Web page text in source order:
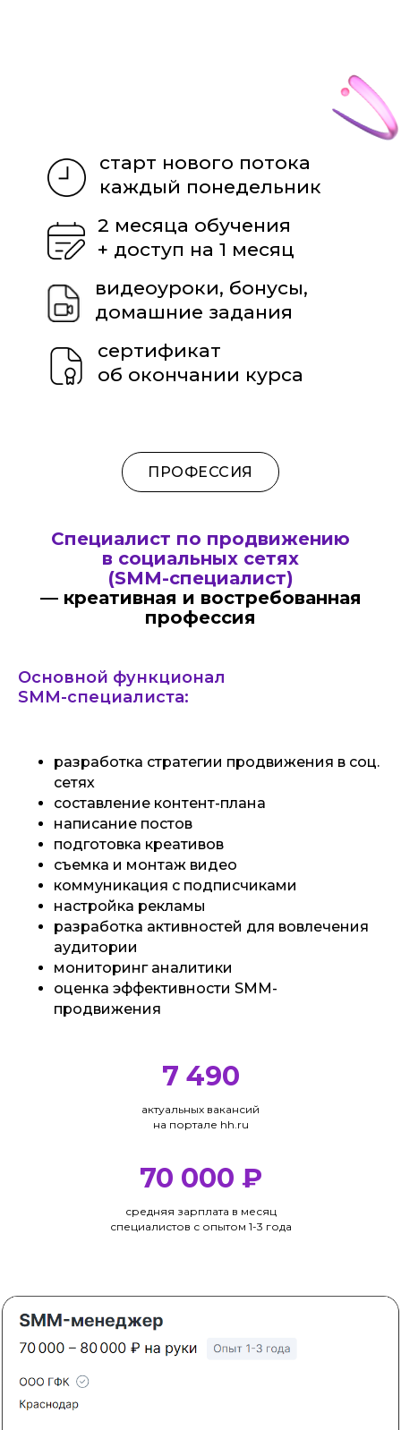
ПРОФЕССИЯ
Специалист по продвижению
в социальных сетях
(SMM-специалист)
—креативная и востребованная
профессия
Основной функционал
SMM-специалиста:
разработка стратегии продвижения в соц.
сетях
составление контент-плана
написание постов
подготовка креативов
съемка и монтаж видео
коммуникация с подписчиками
настройка рекламы
разработка активностей для вовлечения
аудитории
мониторинг аналитики
оценка эффективности SMM-
продвижения
7 490
актуальных вакансий
на портале hh.ru
70 000 ₽
средняя зарплата в месяц
специалистов с опытом 1-3 года
КОМУ ПОДОЙДЕТ КУРС?
Курс поможет освоить
работу в соцсетях с «нуля»
продукт или личный бренд